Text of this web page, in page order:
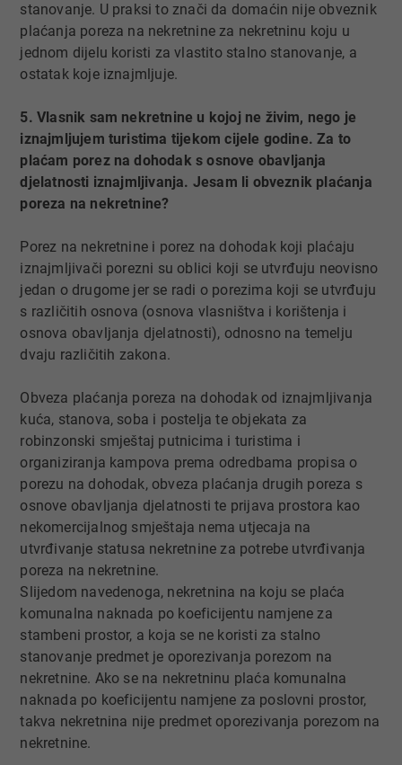
stanovanje. U praksi to znači da domaćin nije obveznik
plaćanja poreza na nekretnine za nekretninu koju u
jednom dijelu koristi za vlastito stalno stanovanje, a
ostatak koje iznajmljuje.
5. Vlasnik sam nekretnine u kojoj ne živim, nego je
iznajmljujem turistima tijekom cijele godine. Za to
plaćam porez na dohodak s osnove obavljanja
djelatnosti iznajmljivanja. Jesam li obveznik plaćanja
poreza na nekretnine?
Porez na nekretnine i porez na dohodak koji plaćaju
iznajmljivači porezni su oblici koji se utvrđuju neovisno
jedan o drugome jer se radi o porezima koji se utvrđuju
s različitih osnova (osnova vlasništva i korištenja i
osnova obavljanja djelatnosti), odnosno na temelju
dvaju različitih zakona.
Obveza plaćanja poreza na dohodak od iznajmljivanja
kuća, stanova, soba i postelja te objekata za
robinzonski smještaj putnicima i turistima i
organiziranja kampova prema odredbama propisa o
porezu na dohodak, obveza plaćanja drugih poreza s
osnove obavljanja djelatnosti te prijava prostora kao
nekomercijalnog smještaja nema utjecaja na
utvrđivanje statusa nekretnine za potrebe utvrđivanja
poreza na nekretnine.​
Slijedom navedenoga, nekretnina na koju se plaća
komunalna naknada po koeficijentu namjene za
stambeni prostor, a koja se ne koristi za stalno
stanovanje predmet je oporezivanja porezom na
nekretnine. Ako se na nekretninu plaća komunalna
naknada po koeficijentu namjene za poslovni prostor,
takva nekretnina nije predmet oporezivanja porezom na
nekretnine.